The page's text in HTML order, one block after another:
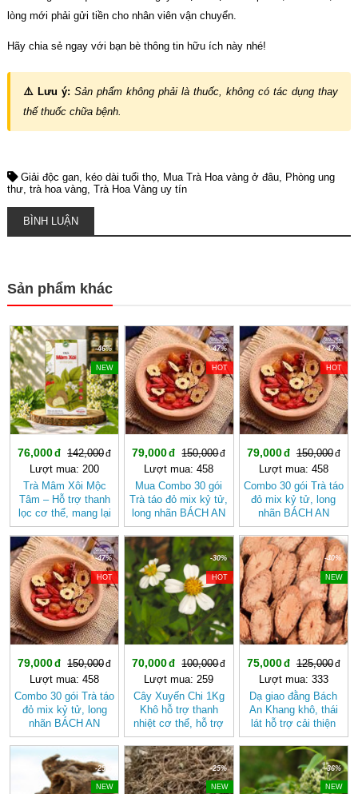
lòng mới phải gửi tiền cho nhân viên vận chuyển.
Hãy chia sẻ ngay với bạn bè thông tin hữu ích này nhé!
⚠️ Lưu ý: Sản phẩm không phải là thuốc, không có tác dụng thay
thế thuốc chữa bệnh.
Giải độc gan kéo dài tuổi thọ Mua Trà Hoa vàng ở đâu
Phòng ung
thư trà hoa vàng Trà Hoa Vàng uy tín
BÌNH LUẬN
Sản phẩm khác
-46%
NEW
76,000
142,000
Lượt mua: 200
Trà Mâm Xôi Mộc
Tâm – Hỗ trợ thanh
lọc cơ thể, mang lại
cảm giác nhẹ nhàng
-47%
HOT
79,000
150,000
Lượt mua: 458
Mua Combo 30 gói
Trà táo đỏ mix kỷ tử,
long nhãn BÁCH AN
KHANG - Trà Thảo
Mộc , Ngủ Ngon
-47%
HOT
79,000
150,000
Lượt mua: 458
Combo 30 gói Trà táo
đỏ mix kỷ tử, long
nhãn BÁCH AN
KHANG
-47%
HOT
79,000
150,000
Lượt mua: 458
Combo 30 gói Trà táo
đỏ mix kỷ tử, long
nhãn BÁCH AN
KHANG - Trà Thảo
Mộc , Ngủ Ngon
-30%
HOT
70,000
100,000
Lượt mua: 259
Cây Xuyến Chi 1Kg
Khô hỗ trợ thanh
nhiệt cơ thể, hỗ trợ
tiêu hóa BÁCH AN
KHANG
-40%
NEW
75,000
125,000
Lượt mua: 333
Dạ giao đằng Bách
An Khang khô, thái
lát hỗ trợ cải thiện
giấc ngủ
-25%
NEW
-25%
NEW
-36%
NEW